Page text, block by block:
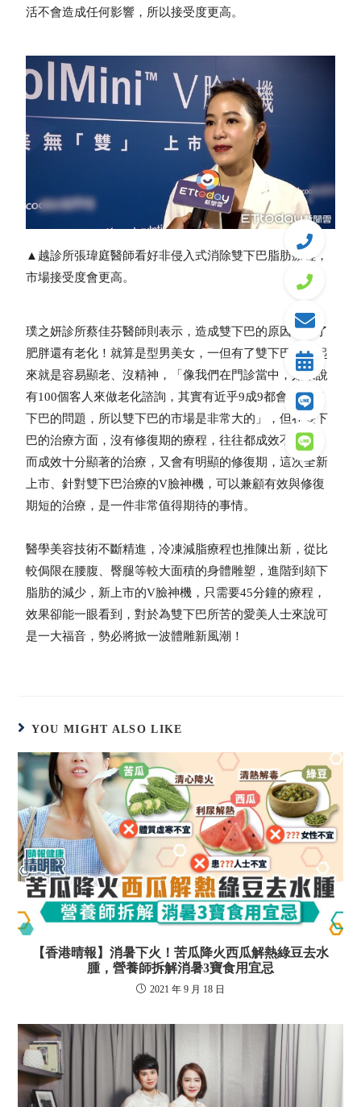
活不會造成任何影響，所以接受度更高。
▲越診所張瑋庭醫師看好非侵入式消除雙下巴脂肪療程，
市場接受度會更高。
璞之妍診所蔡佳芬醫師則表示，造成雙下巴的原因，除了
肥胖還有老化！就算是型男美女，一但有了雙下巴，看起
來就是容易顯老、沒精神，「像我們在門診當中，如果說
有100個客人來做老化諮詢，其實有近乎9成9都會提及雙
下巴的問題，所以雙下巴的市場是非常大的」，但在雙下
巴的治療方面，沒有修復期的療程，往往都成效不夠大，
而成效十分顯著的治療，又會有明顯的修復期，這次全新
上市、針對雙下巴治療的V臉神機，可以兼顧有效與修復
期短的治療，是一件非常值得期待的事情。
醫學美容技術不斷精進，冷凍減脂療程也推陳出新，從比
較侷限在腰腹、臀腿等較大面積的身體雕塑，進階到頦下
脂肪的減少，新上市的V臉神機，只需要45分鐘的療程，
效果卻能一眼看到，對於為雙下巴所苦的愛美人士來說可
是一大福音，勢必將掀一波體雕新風潮！
YOU MIGHT ALSO LIKE
【香港晴報】消暑下火！苦瓜降火西瓜解熱綠豆去水
腫，營養師拆解消暑3寶食用宜忌
2021 年 9 月 18 日